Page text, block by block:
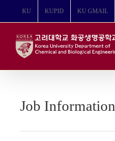
뛰
KU KUPID KU GMAIL
Job Information